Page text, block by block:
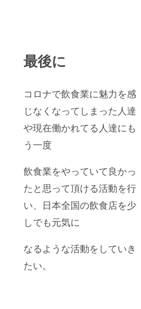
最後に
コロナで飲食業に魅力を感
じなくなってしまった人達
や現在働かれてる人達にも
う一度
飲食業をやっていて良かっ
たと思って頂ける活動を行
い、日本全国の飲食店を少
しでも元気に
なるような活動をしていき
たい。